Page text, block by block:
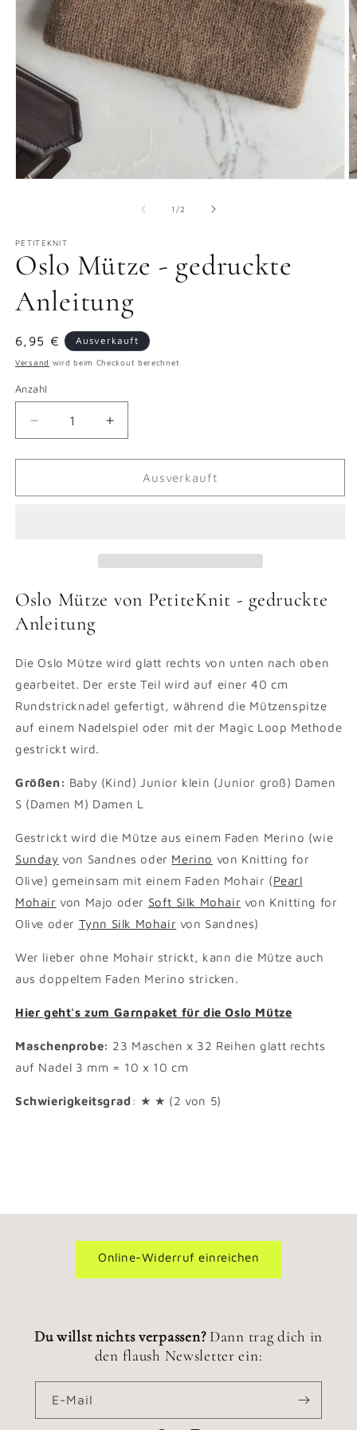
1 /von
2
PETITEKNIT
Oslo Mütze - gedruckte
Anleitung
Normaler
Preis
6,95 € Ausverkauft
Versand wird beim Checkout berechnet
Anzahl
Verringere
die
Menge
Oslo
Erhöhe
die
Menge
Oslo
Ausverkauft
Oslo Mütze von PetiteKnit - gedruckte
Anleitung
Die Oslo Mütze wird glatt rechts von unten nach oben
gearbeitet. Der erste Teil wird auf einer 40 cm
Rundstricknadel gefertigt, während die Mützenspitze
auf einem Nadelspiel oder mit der Magic Loop Methode
gestrickt wird.
Größen: Baby (Kind) Junior klein (Junior groß) Damen
S (Damen M) Damen L
Gestrickt wird die Mütze aus einem Faden Merino (wie
Sunday von Sandnes oder Merino von Knitting for
Olive) gemeinsam mit einem Faden Mohair (Pearl
Mohair von Majo oder Soft Silk Mohair von Knitting for
Olive oder Tynn Silk Mohair von Sandnes)
Wer lieber ohne Mohair strickt, kann die Mütze auch
aus doppeltem Faden Merino stricken.
Hier geht's zum Garnpaket für die Oslo Mütze
Maschenprobe: 23 Maschen x 32 Reihen glatt rechts
auf Nadel 3 mm = 10 x 10 cm
Schwierigkeitsgrad: ★ ★ (2 von 5)
Online-Widerruf einreichen
Du willst nichts verpassen? Dann trag dich in
den flaush Newsletter ein:
E-Mail